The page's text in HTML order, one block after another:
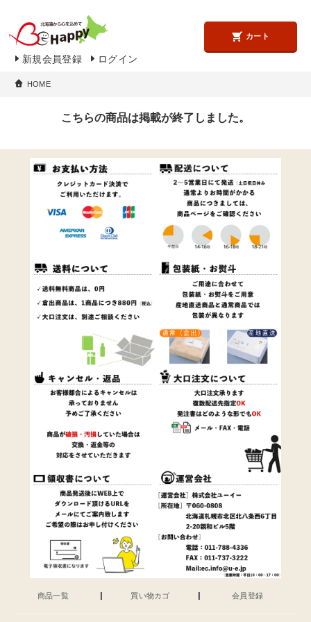
カート
新規会員登録 ログイン
HOME
こちらの商品は掲載が終了しました。
商品一覧 買い物カゴ 会員登録